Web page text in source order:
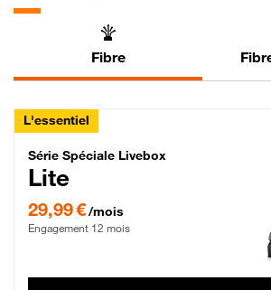
Fibre
L'essentiel
Série Spéciale Livebox
Série Spéciale Livebox
Lite
29,99 €/mois
Engagement 12 mois